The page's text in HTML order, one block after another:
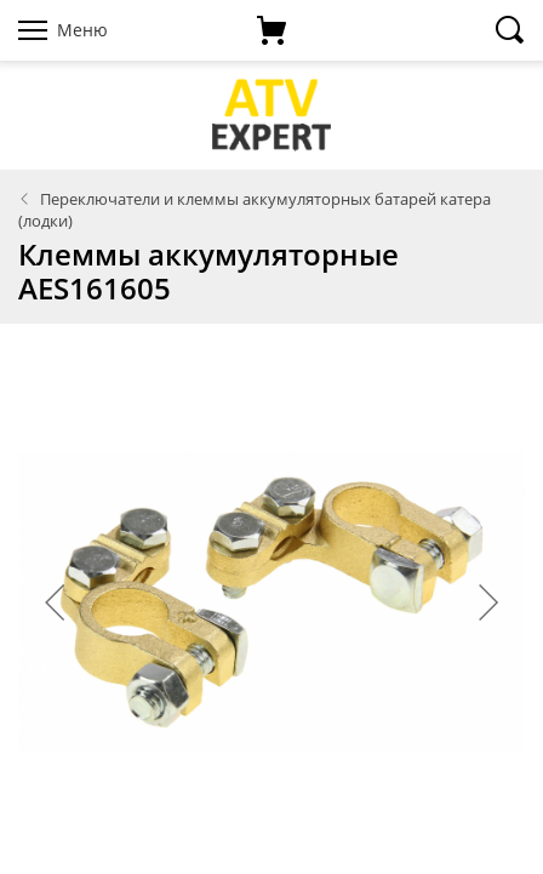
Меню
Переключатели и клеммы аккумуляторных батарей катера
(лодки)
Клеммы аккумуляторные
AES161605